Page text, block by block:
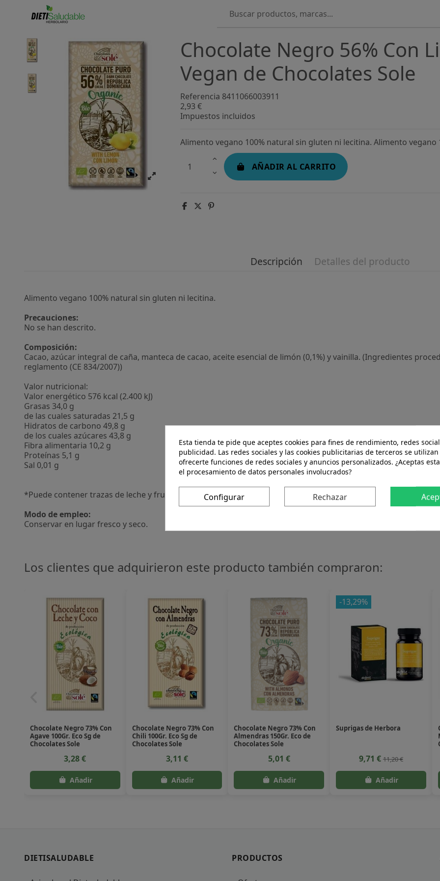
Chocolate Negro 56% Con
Vegan de Chocolates Sole
Referencia 8411066003911
2,93 €
Impuestos incluidos
Alimento vegano 100% natural sin gluten ni lecitina. Alimento
AÑADIR AL CARRITO
Descripción Detalles del producto
Alimento vegano 100% natural sin gluten ni lecitina.
Precauciones:
No se han descrito.
Composición:
Cacao, azúcar integral de caña, manteca de cacao, aceite esencial de limón (0,1%) y vainilla. (Ingredientes
reglamento (CE 834/2007))
Valor nutricional:
Valor energético 576 kcal (2.400 kJ)
Grasas 34,0 g
de las cuales saturadas 21,5 g
Hidratos de carbono 49,8 g
de los cuales azúcares 43,8 g
Fibra alimentaria 10,2 g
Proteínas 5,1 g
Sal 0,01 g
*Puede contener trazas de leche y frutos de cáscara.
Modo de empleo:
Conservar en lugar fresco y seco.
Los clientes que adquirieron este producto también compraron:
Chocolate Negro 73% Con
Agave 100Gr. Eco Sg de
Chocolates Sole
3,28 €
Chocolate Negro 73% Con
Chili 100Gr. Eco Sg de
Chocolates Sole
3,11 €
Chocolate Negro 73% Con
Almendras 150Gr. Eco de
Chocolates Sole
5,01 €
-13,29%
Suprigas de Herbora
9,71 € 11,20 €
DIETISALUDABLE PRODUCTOS
Esta tienda te pide que aceptes cookies para fines de rendimiento, redes
publicidad. Las redes sociales y las cookies publicitarias de terceros se
ofrecerte funciones de redes sociales y anuncios personalizados. ¿Aceptas
el procesamiento de datos personales involucrados?
Configurar Rechazar